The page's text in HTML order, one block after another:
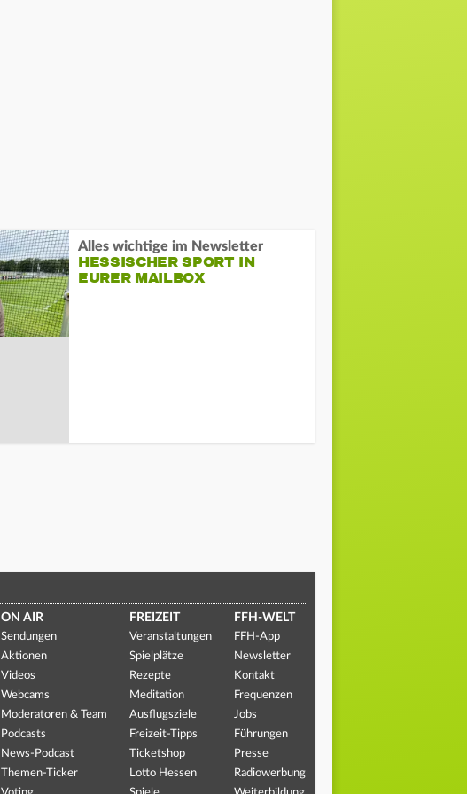
Alles wichtige im Newsletter
HESSISCHER SPORT IN
EURER MAILBOX
ON AIR
Sendungen
Aktionen
Videos
Webcams
Moderatoren & Team
Podcasts
News-Podcast
Themen-Ticker
FREIZEIT
Veranstaltungen
Spielplätze
Rezepte
Meditation
Ausflugsziele
Freizeit-Tipps
Ticketshop
Lotto Hessen
FFH-WELT
FFH-App
Newsletter
Kontakt
Frequenzen
Jobs
Führungen
Presse
Radiowerbung